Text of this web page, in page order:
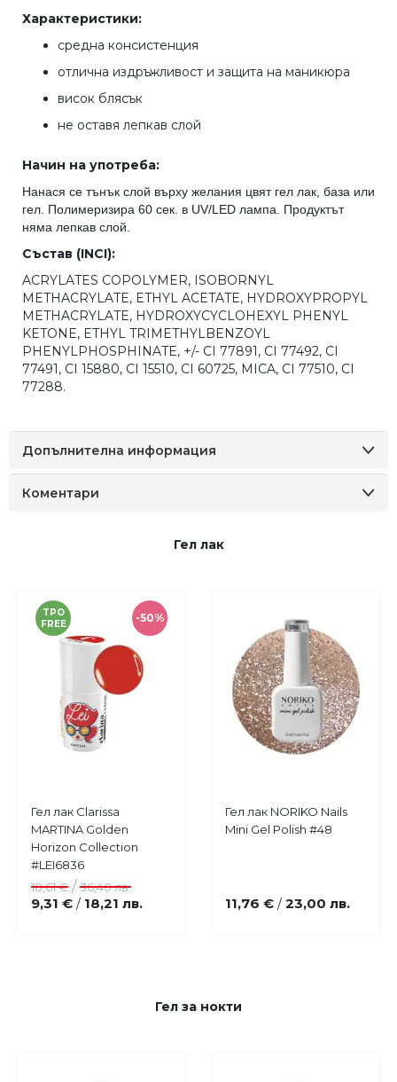
Характеристики:
средна консистенция
отлична издръжливост и защита на маникюра
висок блясък
не оставя лепкав слой
Начин на употреба:
Нанася се тънък слой върху желания цвят гел лак, база или
гел. Полимеризира 60 сек. в UV/LED лампа. Продуктът
няма лепкав слой.
Състав (INCI):
ACRYLATES COPOLYMER, ISOBORNYL
METHACRYLATE, ETHYL ACETATE, HYDROXYPROPYL
МETHACRYLATE, HYDROXYCYCLOHEXYL PHENYL
KETONE, ETHYL TRIMETHYLBENZOYL
PHENYLPHOSPHINATE, +/- CI 77891, CI 77492, CI
77491, CI 15880, CI 15510, CI 60725, MICA, CI 77510, CI
77288.
Допълнителна информация
Коментари
Гел лак
-50%
TPO
FREE
в
любими
Купи
Гел лак Clarissa
MARTINA Golden
Horizon Collection
#LEI6836
9,31 € / 18,21 лв.
18,61 € / 36,40 лв.
Добави
в
Купи
Гел лак NORIKO Nails
Mini Gel Polish #48
11,76 € / 23,00 лв.
Гел за нокти